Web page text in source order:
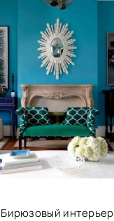
Бирюзовый интерьер